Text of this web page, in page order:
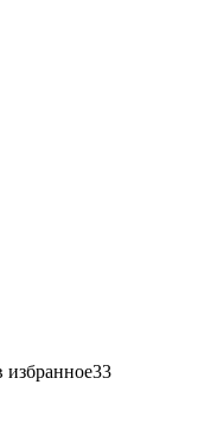
избранное33